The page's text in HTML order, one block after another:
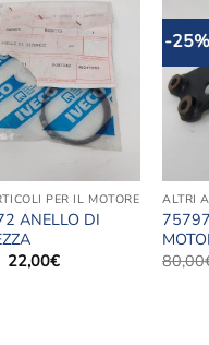
Aggiungi
alla lista
dei
desideri
PER IL MOTORE
ANELLO DI
Il
prezzo
22,00€Il
-25%
ALTRI
80,00